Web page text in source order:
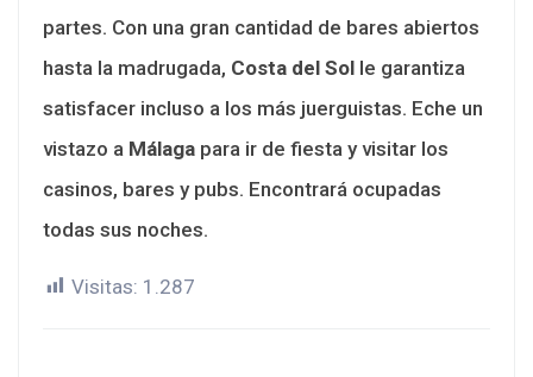
partes. Con una gran cantidad de bares abiertos
hasta la madrugada, Costa del Sol le garantiza
satisfacer incluso a los más juerguistas. Eche un
vistazo a Málaga para ir de fiesta y visitar los
casinos, bares y pubs. Encontrará ocupadas
todas sus noches.
Visitas: 1.287